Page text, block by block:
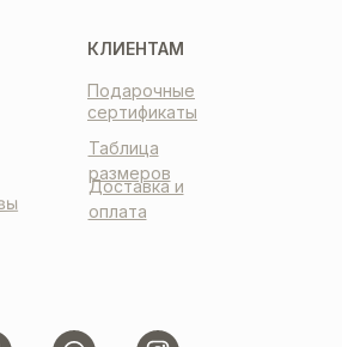
КЛИЕНТАМ
Таблица
размеров
Доставка и
оплата
Подарочные
сертификаты